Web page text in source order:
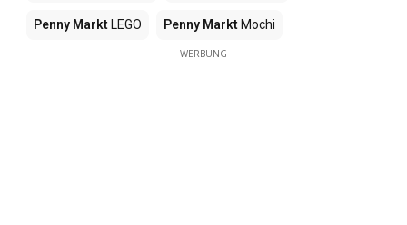
Penny MarktLEGO Penny MarktMochi
WERBUNG